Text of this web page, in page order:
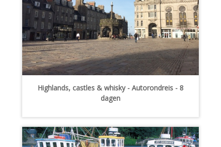
Highlands, castles & whisky - Autorondreis - 8
dagen